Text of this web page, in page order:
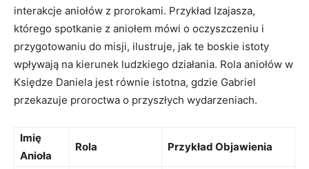
interakcje aniołów z prorokami. Przykład Izajasza,
którego spotkanie z aniołem mówi o oczyszczeniu i
przygotowaniu do misji, ilustruje, jak te boskie istoty
wpływają na kierunek ludzkiego działania. Rola aniołów w
Księdze Daniela jest równie istotna, gdzie Gabriel
przekazuje proroctwa o przyszłych wydarzeniach.
Imię
Anioła
Rola Przykład Objawienia